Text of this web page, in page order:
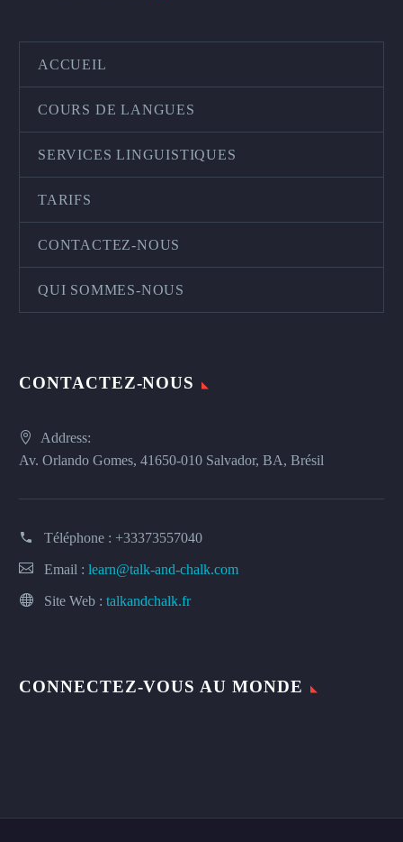
ACCUEIL
COURS DE LANGUES
SERVICES LINGUISTIQUES
TARIFS
CONTACTEZ-NOUS
QUI SOMMES-NOUS
CONTACTEZ-NOUS
Address:
Av. Orlando Gomes, 41650-010 Salvador, BA, Brésil
Téléphone : +33373557040
Email : learn@talk-and-chalk.com
Site Web : talkandchalk.fr
CONNECTEZ-VOUS AU MONDE